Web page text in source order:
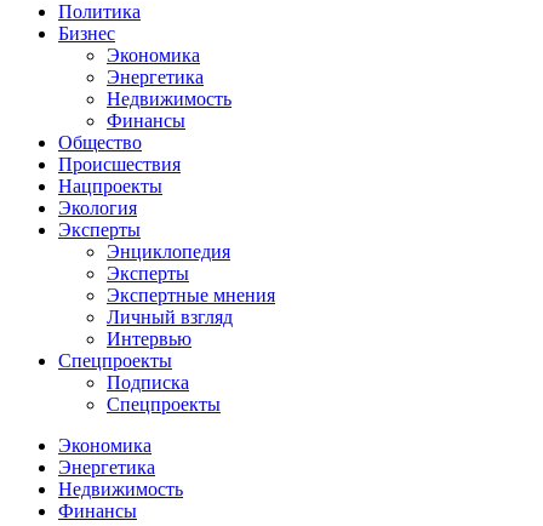
Политика
Бизнес
Экономика
Энергетика
Недвижимость
Финансы
Общество
Происшествия
Нацпроекты
Экология
Эксперты
Энциклопедия
Эксперты
Экспертные мнения
Личный взгляд
Интервью
Спецпроекты
Подписка
Спецпроекты
Экономика
Энергетика
Недвижимость
Финансы